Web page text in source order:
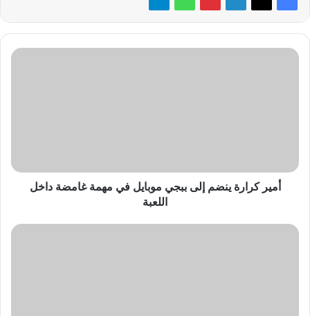
أمير
غامضة
أمير كرارة ينضم إلى ببجي موبايل في مهمة غامضة داخل
اللعبة
استخدام